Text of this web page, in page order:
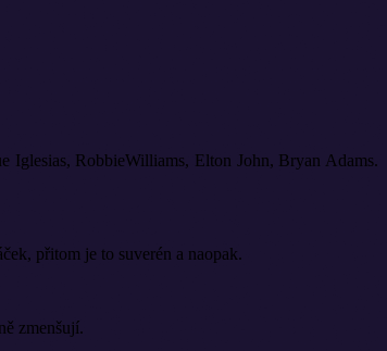
Iglesias, RobbieWilliams, Elton John, Bryan Adams.
přitom je to suverén a naopak.
zmenšují.